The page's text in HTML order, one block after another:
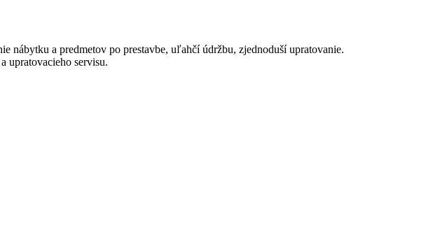
nábytku a predmetov po prestavbe, uľahčí údržbu, zjednoduší upratovanie.
upratovacieho servisu.